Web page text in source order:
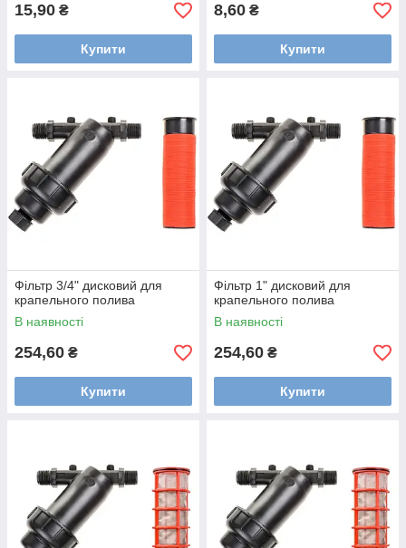
15,90 ₴
Купити
8,60 ₴
Купити
Фільтр 3/4" дисковий для
крапельного полива
В наявності
254,60 ₴
Купити
Фільтр 1" дисковий для
крапельного полива
В наявності
254,60 ₴
Купити